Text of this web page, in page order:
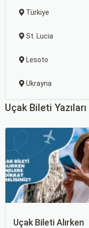
Türkiye
St. Lucia
Lesoto
Ukrayna
Uçak Bileti Yazıları
Uçak Bileti Alırken